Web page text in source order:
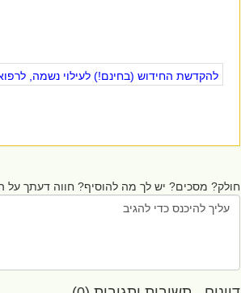
להקדשת החידוש (בחינם!) לעילוי נשמה,
חולק? מסכים? יש לך מה להוסיף? חווה דעתך על